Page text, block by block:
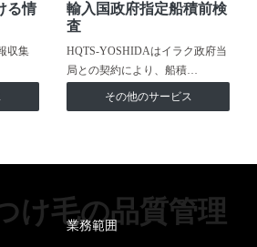
る情
収集
輸入国政府指定船積前検
査
HQTS-YOSHIDAはイラク政府当
局との契約により、船積…
その他のサービス
け毛の品質管理
業務範囲